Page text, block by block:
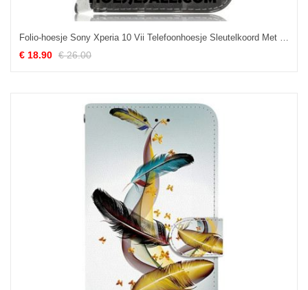
Folio-hoesje Sony Xperia 10 Vii Telefoonhoesje Sleutelkoord Met Boze Panda
€ 18.90 € 26.00